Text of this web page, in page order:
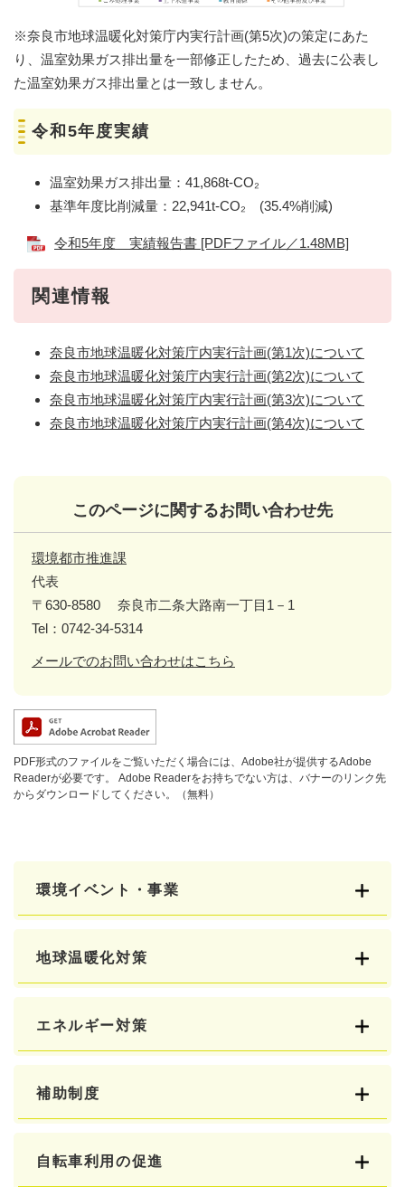
※奈良市地球温暖化対策庁内実行計画(第5次)の策定にあた
り、温室効果ガス排出量を一部修正したため、過去に公表し
た温室効果ガス排出量とは一致しません。
令和5年度実績
温室効果ガス排出量：41,868t-CO₂
基準年度比削減量：22,941t-CO₂ (35.4%削減)
令和5年度 実績報告書 [PDFファイル／1.48MB]
関連情報
奈良市地球温暖化対策庁内実行計画(第1次)について
奈良市地球温暖化対策庁内実行計画(第2次)について
奈良市地球温暖化対策庁内実行計画(第3次)について
奈良市地球温暖化対策庁内実行計画(第4次)について
このページに関するお問い合わせ先
環境都市推進課
代表
〒630-8580
奈良市二条大路南一丁目1－1
Tel：0742-34-5314
メールでのお問い合わせはこちら
PDF形式のファイルをご覧いただく場合には、Adobe社が提供するAdobe
Readerが必要です。
Adobe Readerをお持ちでない方は、バナーのリンク先
からダウンロードしてください。（無料）
環境イベント・事業
地球温暖化対策
エネルギー対策
補助制度
自転車利用の促進